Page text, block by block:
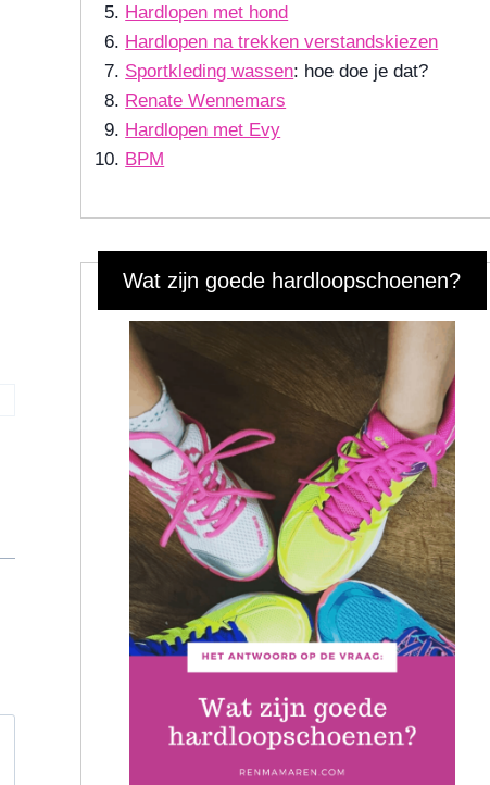
Massaal hardlopen in kwetsbare
natuur vaker taboe
November 13, 2022
Hardlopen met hond
Hardlopen na trekken verstandskiezen
Sportkleding wassen: hoe doe je dat?
Renate Wennemars
Hardlopen met Evy
BPM
Wat zijn goede hardloopschoenen?